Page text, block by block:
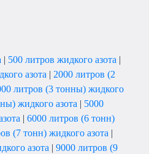
| 500 литров жидкого азота |
азота | 2000 литров (2
литров (3 тонны) жидкого
жидкого азота | 5000
| 6000 литров (6 тонн)
(7 тонн) жидкого азота |
азота | 9000 литров (9